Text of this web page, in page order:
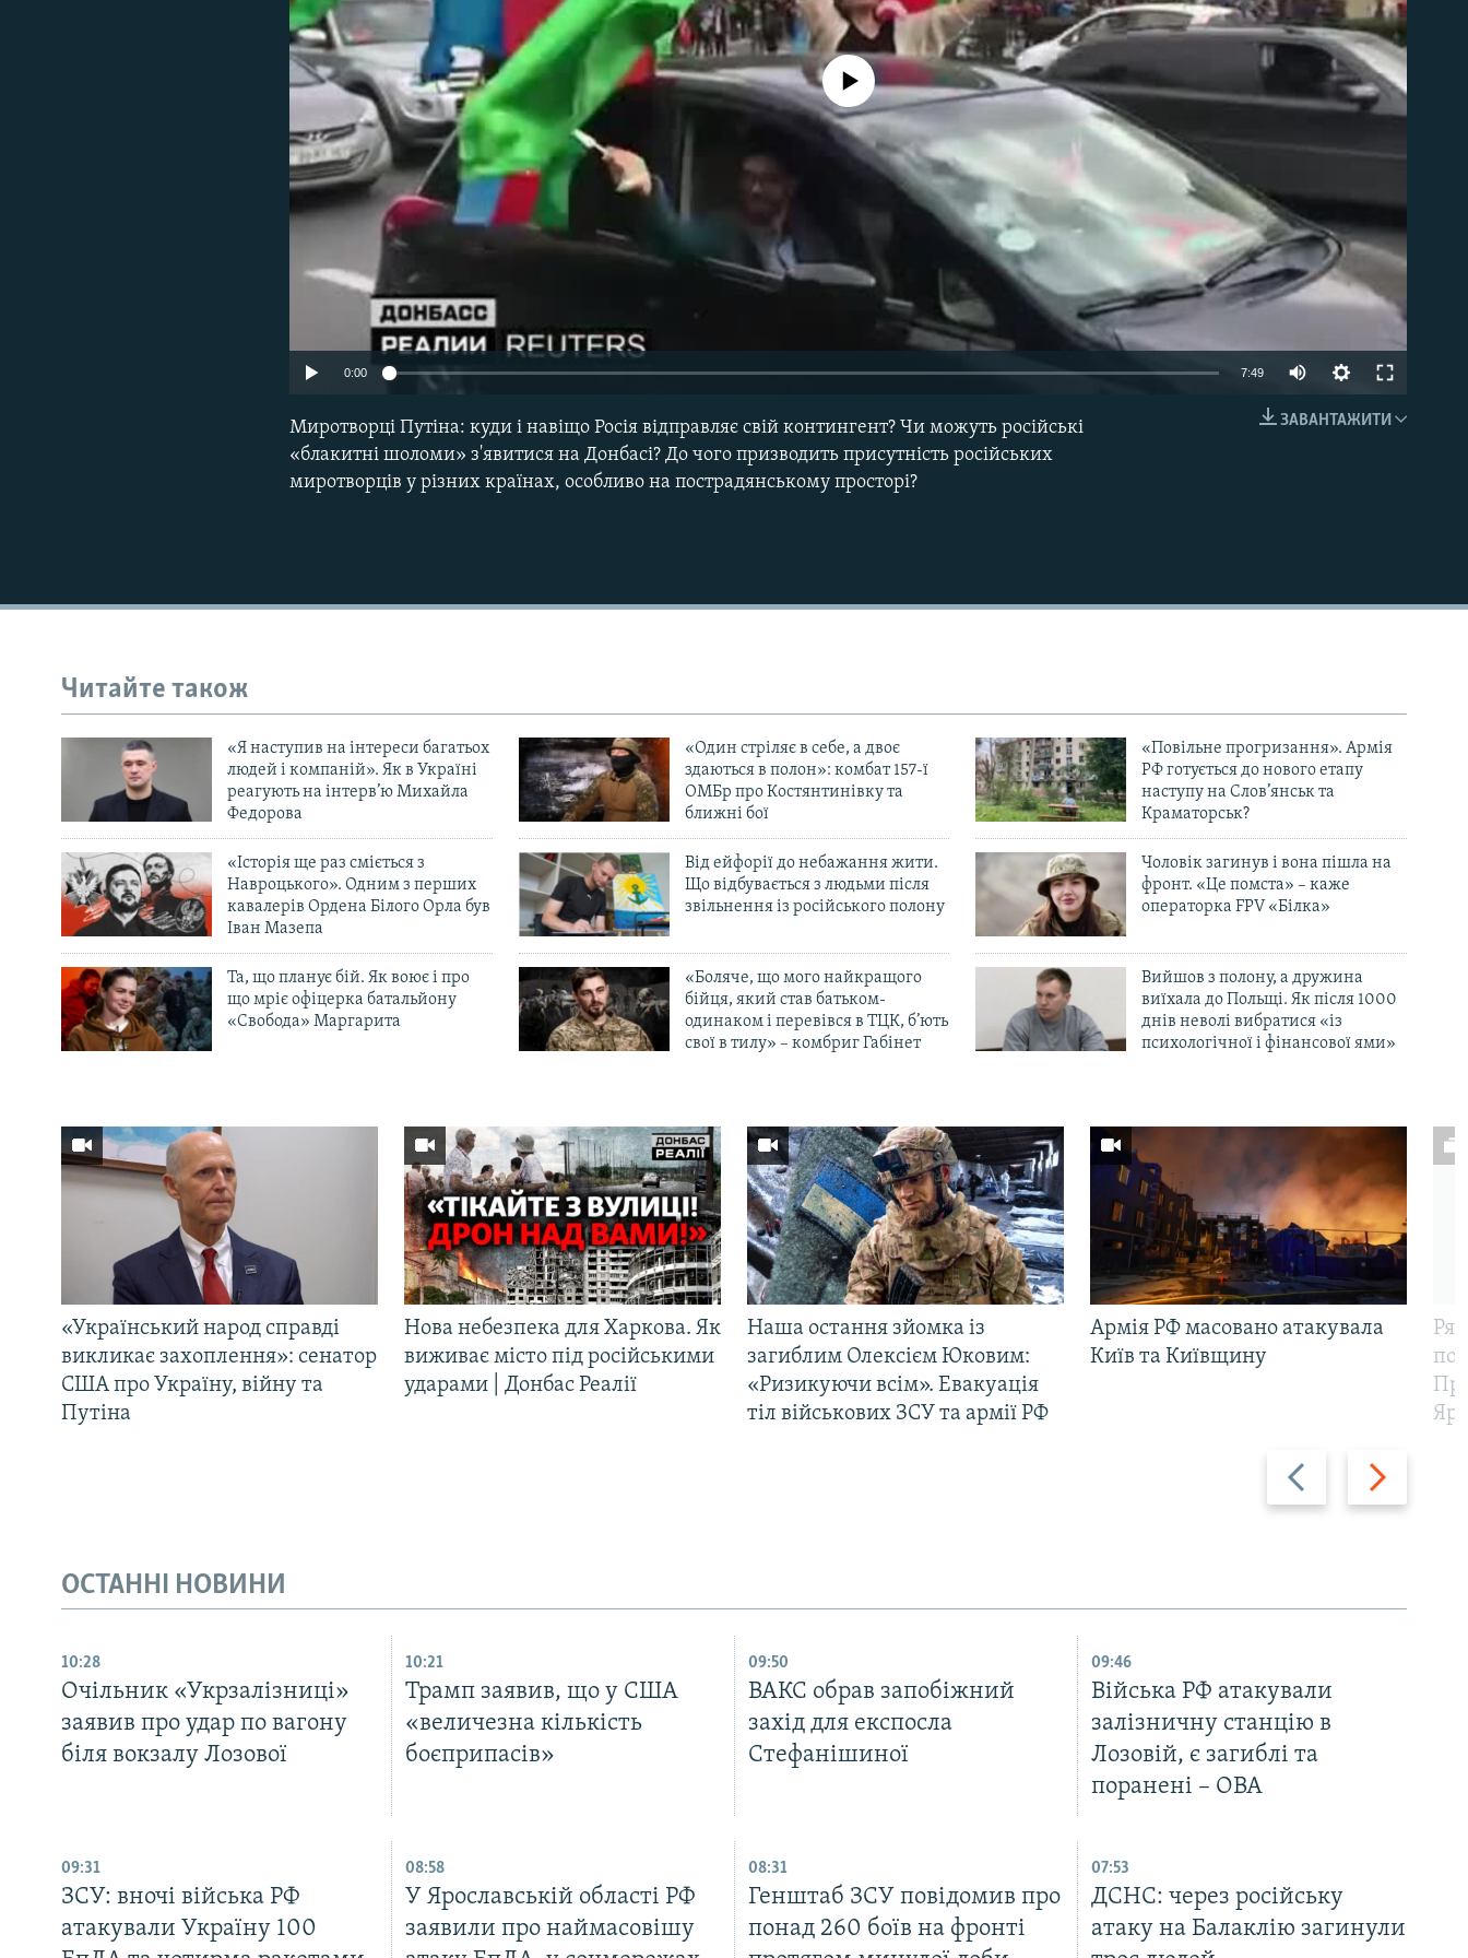
No media source currently available
0:00 7:49
ЗАВАНТАЖИТИ
Миротворці Путіна: куди і навіщо Росія відправляє свій контингент? Чи можуть російські
«блакитні шоломи» з'явитися на Донбасі? До чого призводить присутність російських
миротворців у різних країнах, особливо на пострадянському просторі?
Читайте також
«Я наступив на інтереси багатьох
людей і компаній». Як в Україні
реагують на інтерв’ю Михайла
Федорова
«Один стріляє в себе, а двоє
здаються в полон»: комбат 157-ї
ОМБр про Костянтинівку та
ближні бої
«Повільне прогризання». Армія
РФ готується до нового етапу
наступу на Слов’янськ та
Краматорськ?
«Історія ще раз сміється з
Навроцького». Одним з перших
кавалерів Ордена Білого Орла був
Іван Мазепа
Від ейфорії до небажання жити.
Що відбувається з людьми після
звільнення із російського полону
Чоловік загинув і вона пішла на
фронт. «Це помста» – каже
операторка FPV «Білка»
Та, що планує бій. Як воює і про
що мріє офіцерка батальйону
«Свобода» Маргарита
«Боляче, що мого найкращого
бійця, який став батьком-
одинаком і перевівся в ТЦК, б’ють
свої в тилу» – комбриг Габінет
Вийшов з полону, а дружина
виїхала до Польщі. Як після 1000
днів неволі вибратися «із
психологічної і фінансової ями»
Назад Вперед
«Український народ справді
викликає захоплення»: сенатор
США про Україну, війну та
Путіна
Нова небезпека для Харкова. Як
виживає місто під російськими
ударами | Донбас Реалії
Наша остання зйомка із
загиблим Олексієм Юковим:
«Ризикуючи всім». Евакуація
тіл військових ЗСУ та армії РФ
Армія РФ масовано атакувала
Київ та Київщину
ОСТАННІ НОВИНИ
10:28
Очільник «Укрзалізниці»
заявив про удар по вагону
біля вокзалу Лозової
10:21
Трамп заявив, що у США
«величезна кількість
боєприпасів»
09:50
ВАКС обрав запобіжний
захід для експосла
Стефанішиної
09:46
Війська РФ атакували
залізничну станцію в
Лозовій, є загиблі та
поранені – ОВА
09:31
ЗСУ: вночі війська РФ
атакували Україну 100
08:58
У Ярославській області РФ
заявили про наймасовішу
08:31
Генштаб ЗСУ повідомив про
понад 260 боїв на фронті
07:53
ДСНС: через російську
атаку на Балаклію загинули